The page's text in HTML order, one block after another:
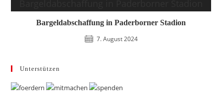
Bargeldabschaffung in Paderborner Stadion
7. August 2024
Unterstützen